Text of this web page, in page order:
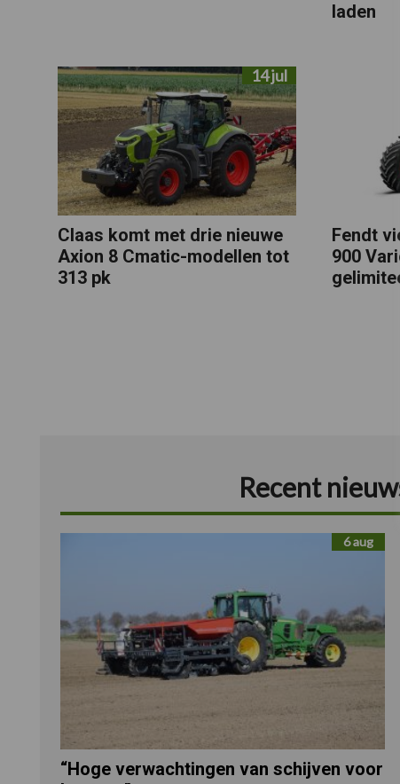
laden
14 jul
Claas komt met drie nieuwe
Axion 8 Cmatic-modellen tot
313 pk
Fendt
900
Recent nieuws
6 aug
“Hoge verwachtingen van schijven voor